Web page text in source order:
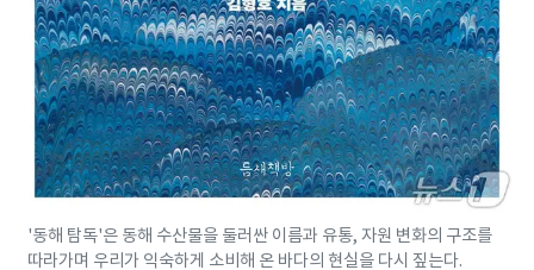
'동해 탐독'은 동해 수산물을 둘러싼 이름과 유통, 자원 변화의 구조를
따라가며 우리가 익숙하게 소비해 온 바다의 현실을 다시 짚는다.